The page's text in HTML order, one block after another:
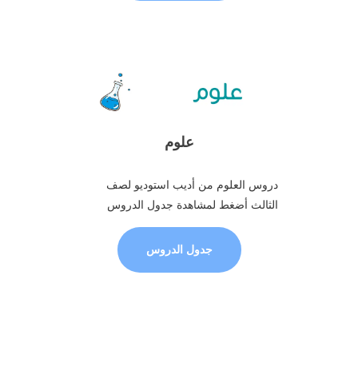
علوم
دروس العلوم من أديب استوديو لصف
الثالث أضغط لمشاهدة جدول الدروس
جدول الدروس